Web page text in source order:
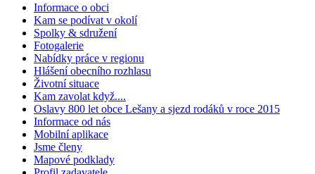
Informace o obci
Kam se podívat v okolí
Spolky & sdružení
Fotogalerie
Nabídky práce v regionu
Hlášení obecního rozhlasu
Životní situace
Kam zavolat když....
Oslavy 800 let obce Lešany a sjezd rodáků v roce 2015
Informace od nás
Mobilní aplikace
Jsme členy
Mapové podklady